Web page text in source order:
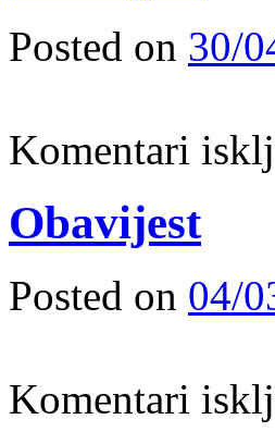
Posted on 30/
Komentari
Obavijest
Posted on 04/
Komentari